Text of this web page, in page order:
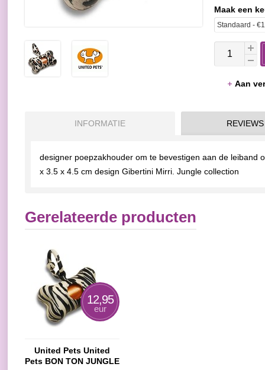
Maak een
Aan
INFORMATIE REVIEWS
designer poepzakhouder om te bevestigen aan de leiband
x 3.5 x 4.5 cm design Gibertini Mirri. Jungle collection
Gerelateerde producten
12,95
eur
United Pets United
Pets BON TON JUNGLE